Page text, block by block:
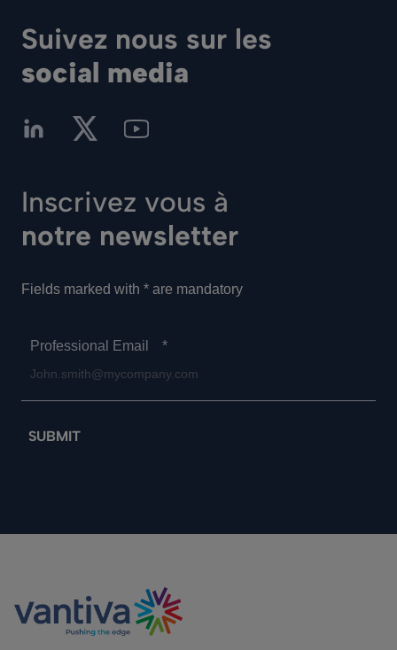
Suivez nous sur les
social media
Inscrivez vous à
notre newsletter
Fields marked with * are mandatory
Professional Email *